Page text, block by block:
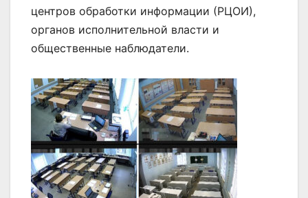
центров обработки информации (РЦОИ),
органов исполнительной власти и
общественные наблюдатели.